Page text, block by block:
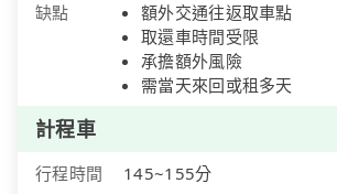
缺點
額外交通往返取車點
取還車時間受限
承擔額外風險
需當天來回或租多天
計程車
行程時間
145~155分